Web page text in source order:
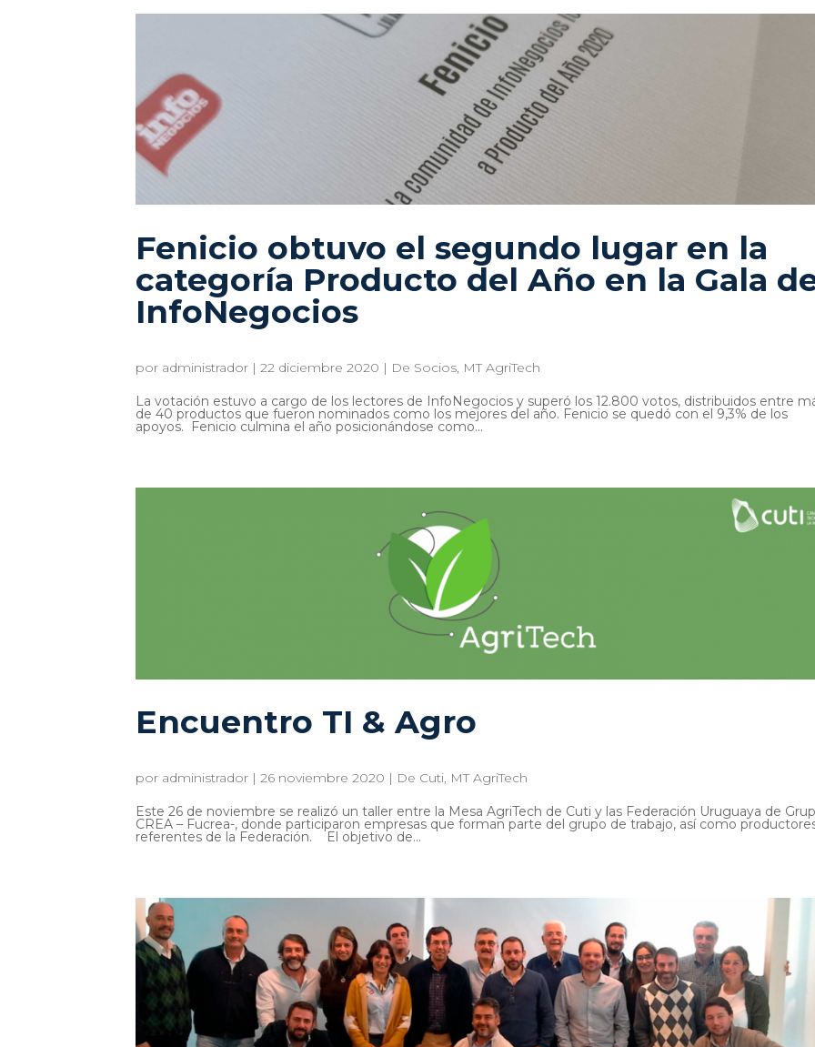
Fenicio obtuvo el segundo lugar en la
categoría Producto del Año en la Gala
InfoNegocios
por administrador |22 diciembre 2020 | De Socios, MT AgriTech
La votación estuvo a cargo de los lectores de InfoNegocios y superó los 12.800 votos, distribuidos entre
de 40 productos que fueron nominados como los mejores del año. Fenicio se quedó con el 9,3% de los
apoyos. Fenicio culmina el año posicionándose como...
Encuentro TI & Agro
por administrador |26 noviembre 2020 | De Cuti, MT AgriTech
Este 26 de noviembre se realizó un taller entre la Mesa AgriTech de Cuti y las Federación Uruguaya de
CREA – Fucrea-, donde participaron empresas que forman parte del grupo de trabajo, así como
referentes de la Federación. El objetivo de...